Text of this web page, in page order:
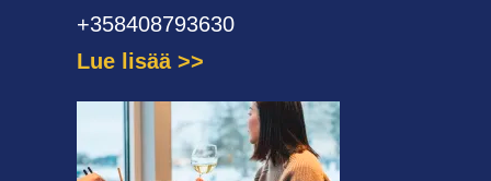
+358408793630
Lue lisää